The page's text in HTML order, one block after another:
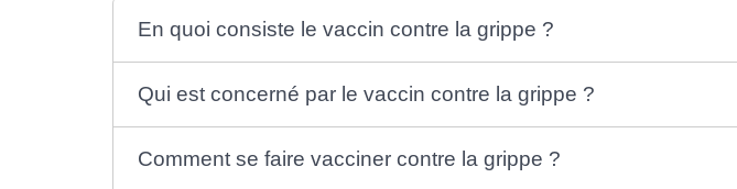
En quoi consiste le vaccin contre la grippe ?
Qui est concerné par le vaccin contre la grippe ?
Comment se faire vacciner contre la grippe ?